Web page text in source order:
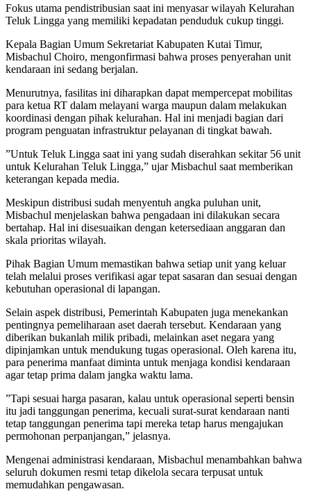
Fokus utama pendistribusian saat ini menyasar wilayah Kelurahan
Teluk Lingga yang memiliki kepadatan penduduk cukup tinggi.
​Kepala Bagian Umum Sekretariat Kabupaten Kutai Timur,
Misbachul Choiro, mengonfirmasi bahwa proses penyerahan unit
kendaraan ini sedang berjalan.
Menurutnya, fasilitas ini diharapkan dapat mempercepat mobilitas
para ketua RT dalam melayani warga maupun dalam melakukan
koordinasi dengan pihak kelurahan. Hal ini menjadi bagian dari
program penguatan infrastruktur pelayanan di tingkat bawah.
​”Untuk Teluk Lingga saat ini yang sudah diserahkan sekitar 56 unit
untuk Kelurahan Teluk Lingga,” ujar Misbachul saat memberikan
keterangan kepada media.
​Meskipun distribusi sudah menyentuh angka puluhan unit,
Misbachul menjelaskan bahwa pengadaan ini dilakukan secara
bertahap. Hal ini disesuaikan dengan ketersediaan anggaran dan
skala prioritas wilayah.
Pihak Bagian Umum memastikan bahwa setiap unit yang keluar
telah melalui proses verifikasi agar tepat sasaran dan sesuai dengan
kebutuhan operasional di lapangan.
​Selain aspek distribusi, Pemerintah Kabupaten juga menekankan
pentingnya pemeliharaan aset daerah tersebut. Kendaraan yang
diberikan bukanlah milik pribadi, melainkan aset negara yang
dipinjamkan untuk mendukung tugas operasional. Oleh karena itu,
para penerima manfaat diminta untuk menjaga kondisi kendaraan
agar tetap prima dalam jangka waktu lama.
​”Tapi sesuai harga pasaran, kalau untuk operasional seperti bensin
itu jadi tanggungan penerima, kecuali surat-surat kendaraan nanti
tetap tanggungan penerima tapi mereka tetap harus mengajukan
permohonan perpanjangan,” jelasnya.
​Mengenai administrasi kendaraan, Misbachul menambahkan bahwa
seluruh dokumen resmi tetap dikelola secara terpusat untuk
memudahkan pengawasan.